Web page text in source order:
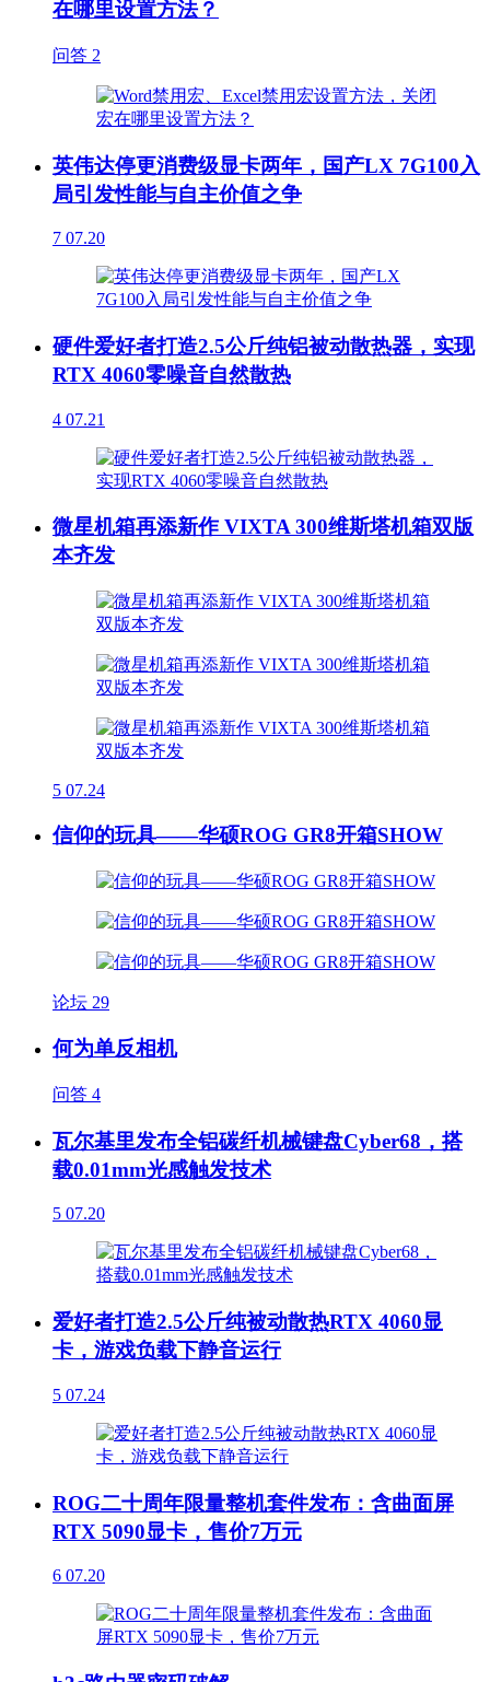
在哪里设置方法？
问答 2
英伟达停更消费级显卡两年，国产LX 7G100入
局引发性能与自主价值之争
7 07.20
硬件爱好者打造2.5公斤纯铝被动散热器，实现
RTX 4060零噪音自然散热
4 07.21
微星机箱再添新作 VIXTA 300维斯塔机箱双版
本齐发
5 07.24
信仰的玩具——华硕ROG GR8开箱SHOW
论坛 29
何为单反相机
问答 4
瓦尔基里发布全铝碳纤机械键盘Cyber68，搭
载0.01mm光感触发技术
5 07.20
爱好者打造2.5公斤纯被动散热RTX 4060显
卡，游戏负载下静音运行
5 07.24
ROG二十周年限量整机套件发布：含曲面屏
RTX 5090显卡，售价7万元
6 07.20